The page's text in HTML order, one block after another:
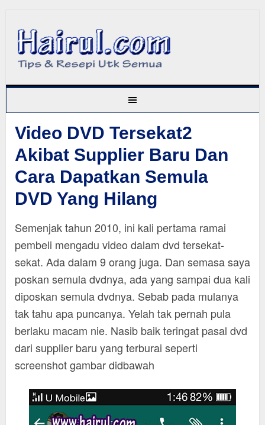
Video DVD Tersekat2
Akibat Supplier Baru Dan
Cara Dapatkan Semula
DVD Yang Hilang
Semenjak tahun 2010, ini kali pertama ramai
pembeli mengadu video dalam dvd tersekat-
sekat. Ada dalam 9 orang juga. Dan semasa saya
poskan semula dvdnya, ada yang sampai dua kali
diposkan semula dvdnya. Sebab pada mulanya
tak tahu apa puncanya. Yelah tak pernah pula
berlaku macam nie. Nasib baik teringat pasal dvd
dari supplier baru yang terburai seperti
screenshot gambar didbawah